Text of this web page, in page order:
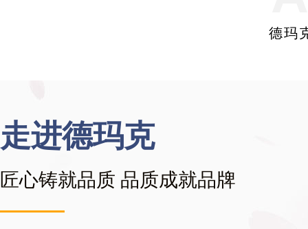
德玛
走进德玛克
匠心铸就品质 品质成就品牌